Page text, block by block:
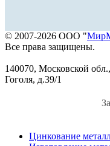
© 2007-2026 ООО "
Все права защищены.
140070, Московской
Гоголя, д.39/1
Цинкование